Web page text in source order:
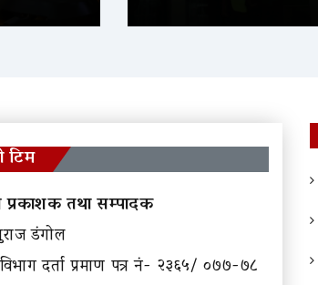
टिम
प्रकाशक तथा सम्पादक
डंगोल
दर्ता प्रमाण पत्र नं- २३६५/ ०७७-७८